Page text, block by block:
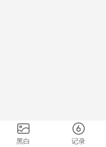
黑白 记录